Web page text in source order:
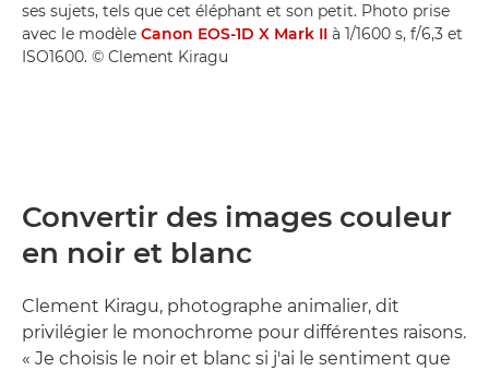
ses sujets, tels que cet éléphant et son petit. Photo prise
avec le modèle Canon EOS-1D X Mark II à 1/1600 s, f/6,3 et
ISO1600. © Clement Kiragu
Convertir des images couleur
en noir et blanc
Clement Kiragu, photographe animalier, dit
privilégier le monochrome pour différentes raisons.
« Je choisis le noir et blanc si j'ai le sentiment que